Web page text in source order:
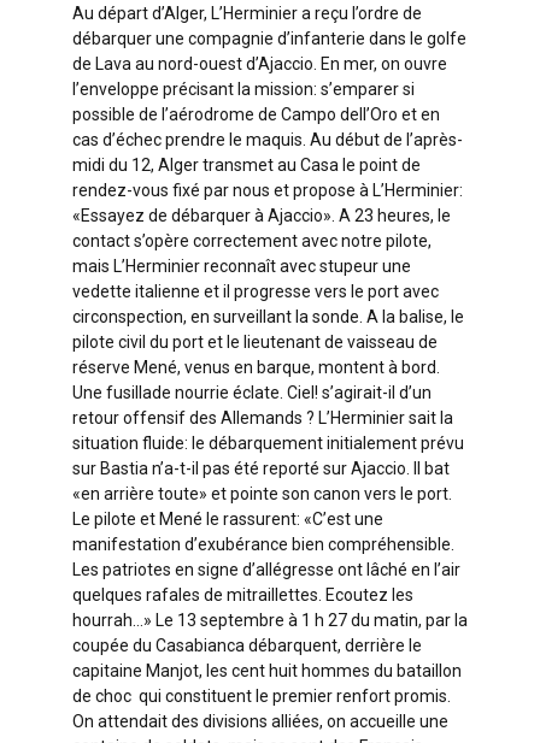
Au départ d’Alger, L’Herminier a reçu l’ordre de
débarquer une compagnie d’infanterie dans le golfe
de Lava au nord-ouest d’Ajaccio. En mer, on ouvre
l’enveloppe précisant la mission: s’emparer si
possible de l’aérodrome de Campo dell’Oro et en
cas d’échec prendre le maquis. Au début de l’après-
midi du 12, Alger transmet au Casa le point de
rendez-vous fixé par nous et propose à L’Herminier:
«Essayez de débarquer à Ajaccio». A 23 heures, le
contact s’opère correctement avec notre pilote,
mais L’Herminier reconnaît avec stupeur une
vedette italienne et il progresse vers le port avec
circonspection, en surveillant la sonde. A la balise, le
pilote civil du port et le lieutenant de vaisseau de
réserve Mené, venus en barque, montent à bord.
Une fusillade nourrie éclate. Ciel! s’agirait-il d’un
retour offensif des Allemands ? L’Herminier sait la
situation fluide: le débarquement initialement prévu
sur Bastia n’a-t-il pas été reporté sur Ajaccio. Il bat
«en arrière toute» et pointe son canon vers le port.
Le pilote et Mené le rassurent: «C’est une
manifestation d’exubérance bien compréhensible.
Les patriotes en signe d’allégresse ont lâché en l’air
quelques rafales de mitraillettes. Ecoutez les
hourrah…» Le 13 septembre à 1 h 27 du matin, par la
coupée du Casabianca débarquent, derrière le
capitaine Manjot, les cent huit hommes du bataillon
de choc qui constituent le premier renfort promis.
On attendait des divisions alliées, on accueille une